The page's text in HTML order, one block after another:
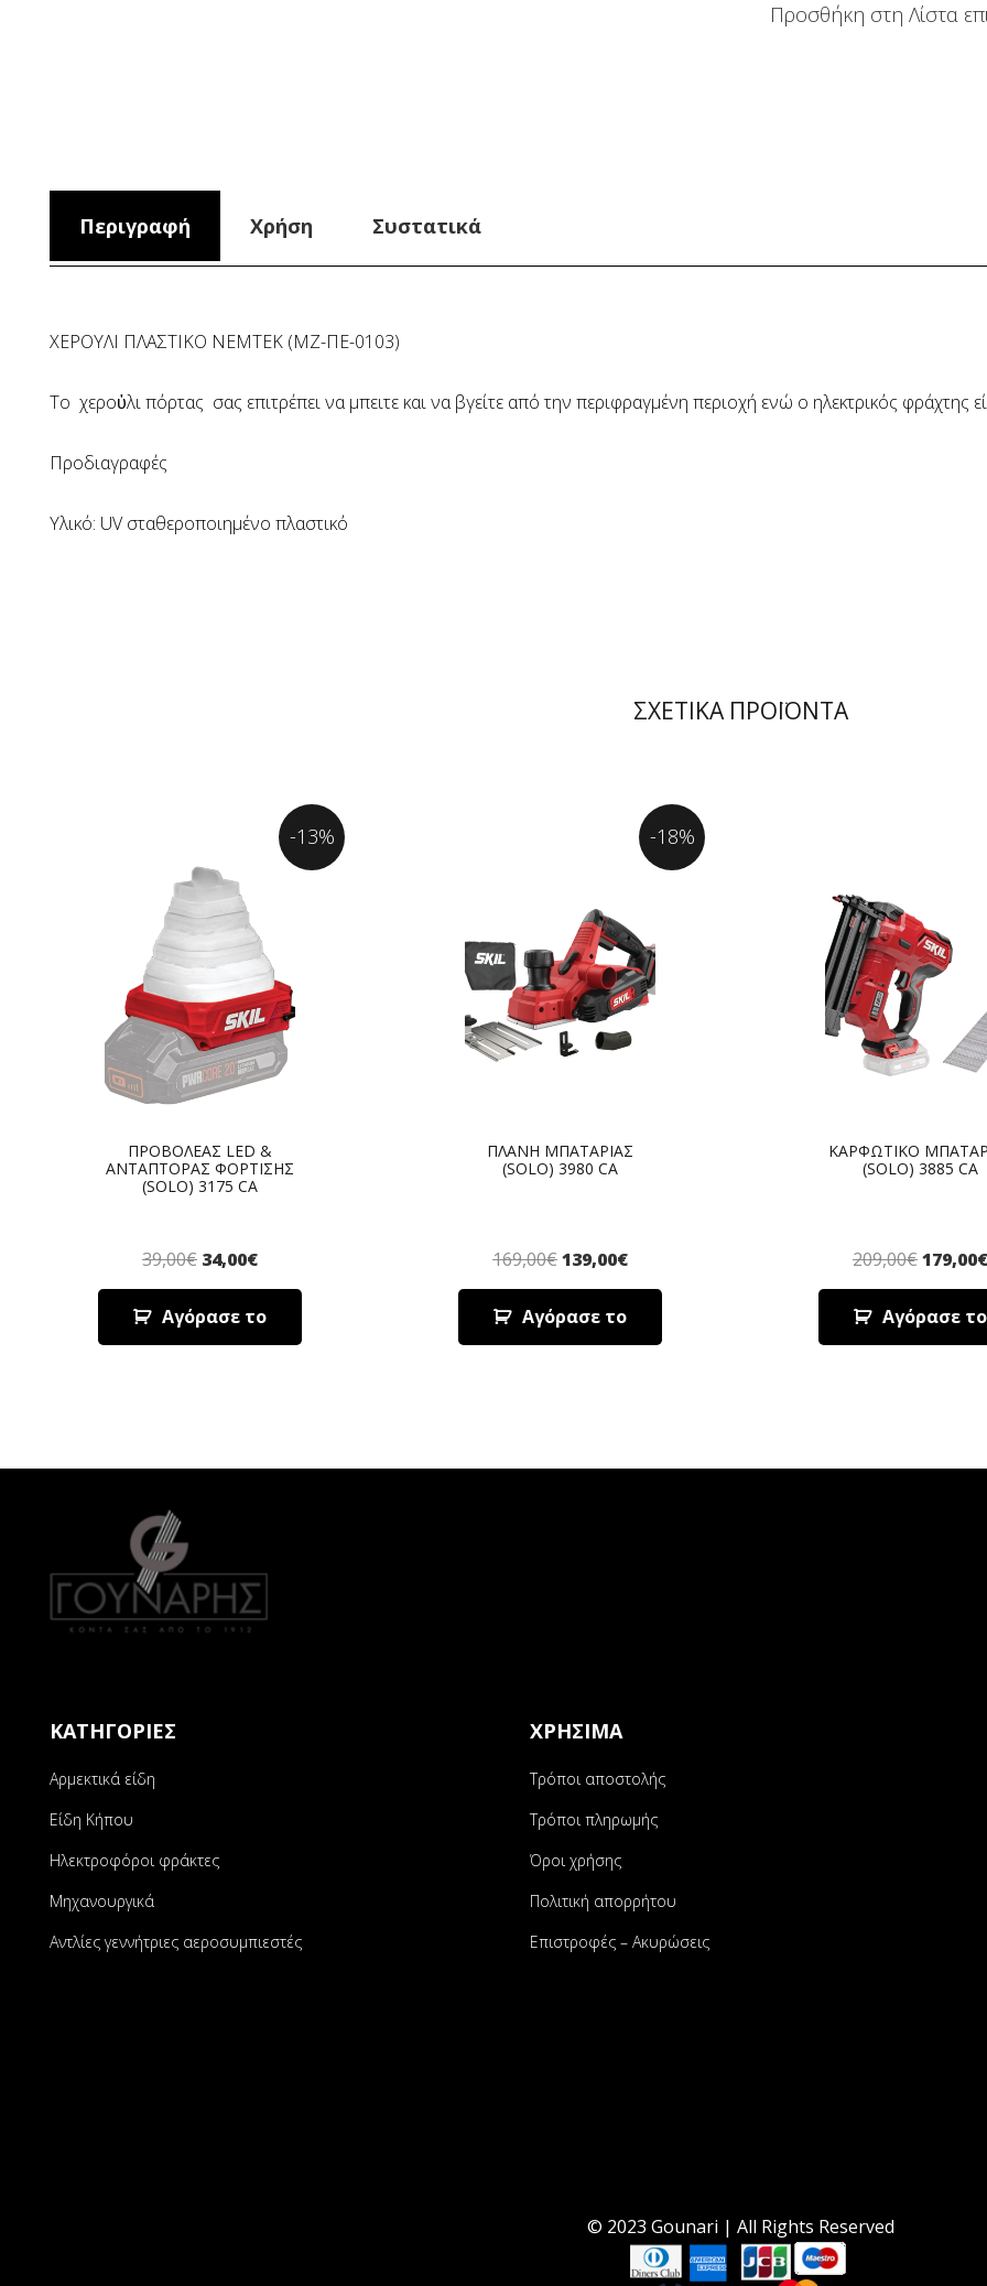
Προσθήκη στη Λίστα
Περιγραφή Χρήση Συστατικά
ΧΕΡΟΥΛΙ ΠΛΑΣΤΙΚΟ ΝΕΜΤΕΚ (ΜΖ-ΠΕ-0103)
To χεροὐλι πόρτας σας επιτρέπει να μπειτε και να βγείτε από την περιφραγμένη περιοχή ενώ ο ηλεκτρικός φράχτης
Προδιαγραφές
Υλικό: UV σταθεροποιημένο πλαστικό
ΣΧΕΤΙΚΑ ΠΡΟΪΟΝΤΑ
ΠΡΟΒΟΛΕΑΣ LED &
ΑΝΤΑΠΤΟΡΑΣ ΦΟΡΤΙΣΗΣ
(SOLO) 3175 CA
39,00€ 34,00€
Αγόρασε το
-13%
ΠΛΑΝΗ ΜΠΑΤΑΡΙΑΣ
(SOLO) 3980 CA
169,00€139,00€
Αγόρασε το
-18%
ΚΑΡΦΩΤΙΚΟ
(SOLO) 3885 CA
209,00€179,00€
Αγόρασε το
ΚΑΤΗΓΟΡΙΕΣ
Αρμεκτικά είδη
Είδη Κήπου
Ηλεκτροφόροι φράκτες
Μηχανουργικά
Αντλίες γεννήτριες αεροσυμπιεστές
ΧΡΗΣΙΜΑ
Τρόποι αποστολής
Τρόποι πληρωμής
Όροι χρήσης
Πολιτική απορρήτου
Επιστροφές – Ακυρώσεις
© 2023 Gounari | All Rights Reserved